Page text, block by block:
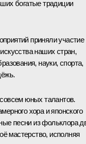
богатые традиции
приняли участие
наших стран,
науки, спорта,
юных талантов.
хора и японского
песни из фольклора
мастерство, исполняя